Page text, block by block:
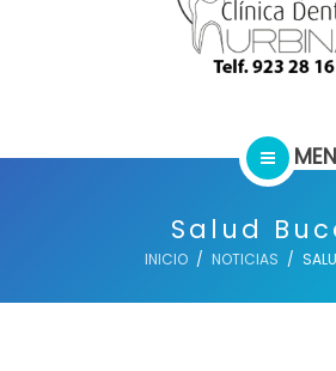
PEDIR CITA
NUESTRO EQUIPO
Salud
INICIO NOTICIAS